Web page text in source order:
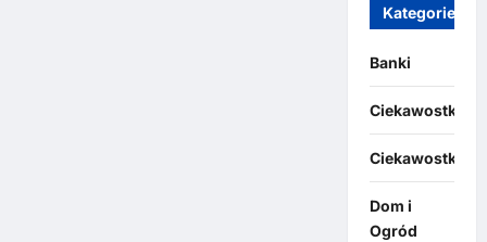
Kategorie
Banki
Ciekawostki
Ciekawostki
Dom i
Ogród